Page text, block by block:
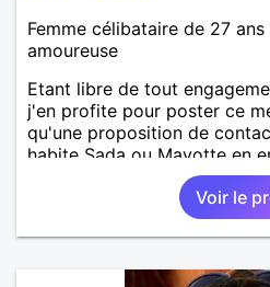
Femme célibataire de 27
amoureuse
Etant libre de tout
j'en profite pour poster ce
qu'une proposition de
habite Sada ou Mayotte en
pourrai-je répondre à tout le
est lancée et qui sait ce que
reste optimiste sur l'avenir et
Voir le